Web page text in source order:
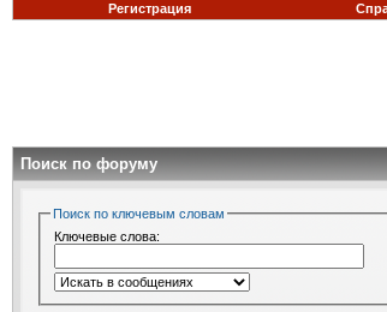
Регистрация
Поиск по форуму
Поиск по ключевым словам
Ключевые слова: